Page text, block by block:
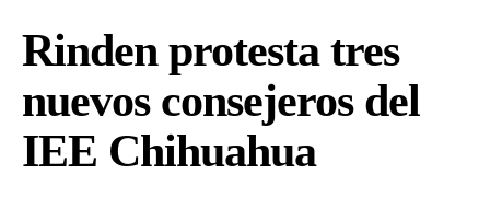
Rinden protesta tres
nuevos consejeros del
IEE Chihuahua